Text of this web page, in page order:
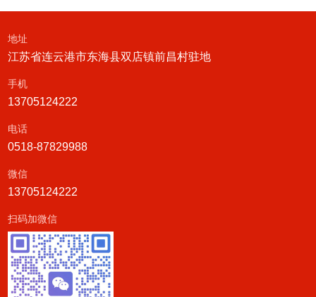
地址
江苏省连云港市东海县双店镇前昌村驻地
手机
13705124222
电话
0518-87829988
微信
13705124222
扫码加微信